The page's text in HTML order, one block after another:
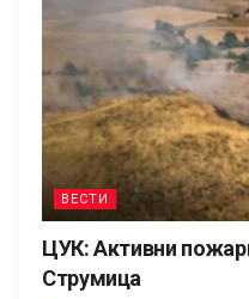
ВЕСТИ
ЦУК: Активни
Струмица